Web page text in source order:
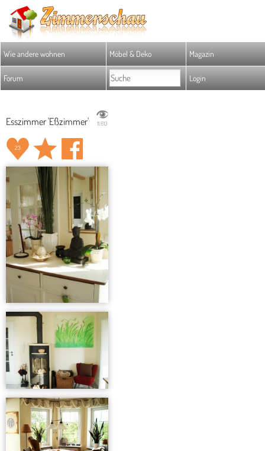
Wie andere wohnen Möbel & Deko Magazin
Forum Login
Esszimmer 'Eßzimmer' 11.613
23